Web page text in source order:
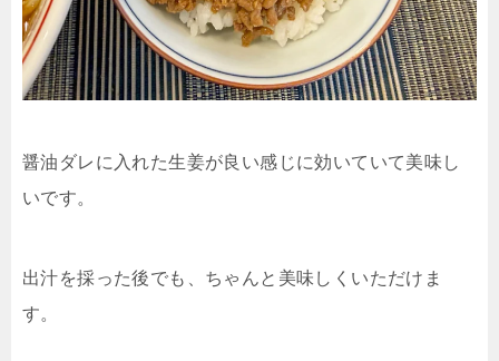
醤油ダレに入れた生姜が良い感じに効いていて美味し
いです。
出汁を採った後でも、ちゃんと美味しくいただけま
す。